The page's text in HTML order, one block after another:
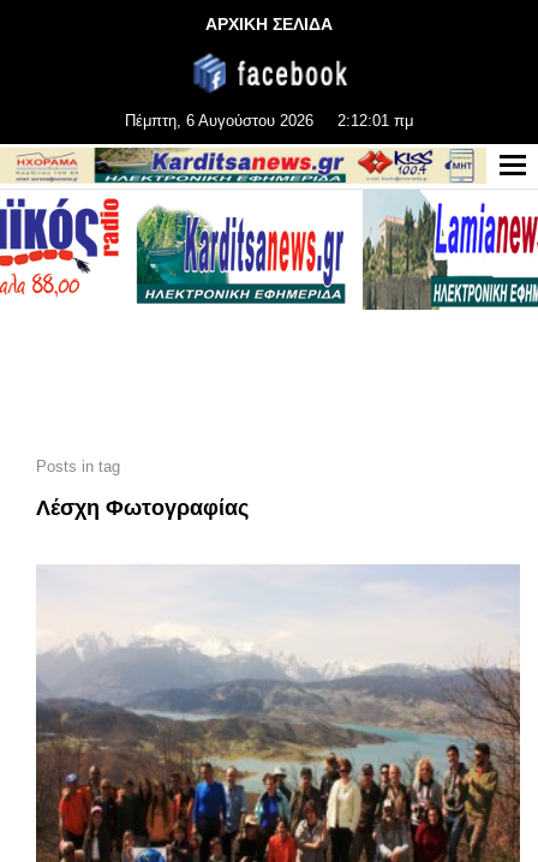
ΑΡΧΙΚΗ ΣΕΛΙΔΑ
Πέμπτη, 6 Αυγούστου 2026 2:12:01 πμ
Posts in tag
Λέσχη Φωτογραφίας